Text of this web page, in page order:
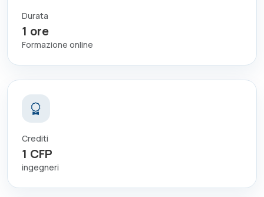
Durata
1 ore
Formazione online
Crediti
1 CFP
ingegneri